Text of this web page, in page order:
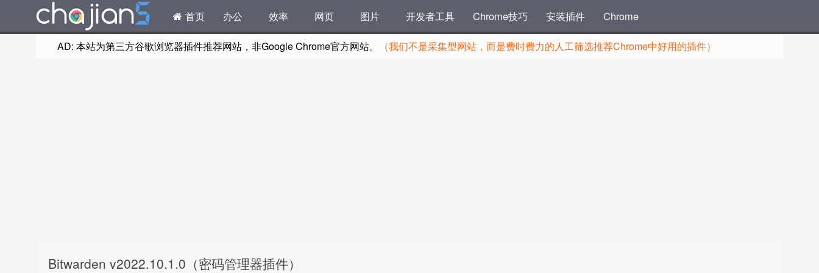
首页 办公 效率 网页 图片 开发者工具 Chrome技巧 安装插件 Chrome
AD: 本站为第三方谷歌浏览器插件推荐网站，非Google Chrome官方网站。 （我们不是采集型网站，而是费时费力的人工筛选推荐Chrome中好用的插件）
Bitwarden v2022.10.1.0（密码管理器插件）